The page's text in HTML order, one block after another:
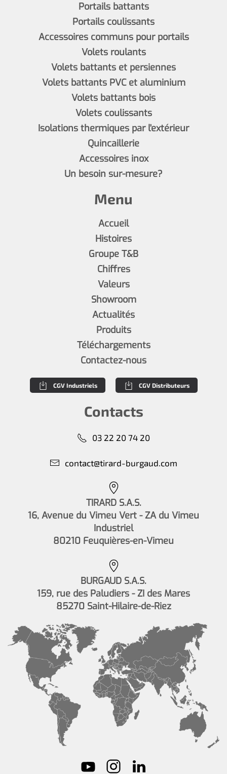
Portails battants
Portails coulissants
Accessoires communs pour portails
Volets roulants
Volets battants et persiennes
Volets battants PVC et aluminium
Volets battants bois
Volets coulissants
Isolations thermiques par l'extérieur
Quincaillerie
Accessoires inox
Un besoin sur-mesure?
Menu
Accueil
Histoires
Groupe T&B
Chiffres
Valeurs
Showroom
Actualités
Produits
Téléchargements
Contactez-nous
CGV Industriels CGV Distributeurs
Contacts
03 22 20 74 20
contact@tirard-burgaud.com
TIRARD S.A.S.
16, Avenue du Vimeu Vert - ZA du Vimeu
Industriel
80210 Feuquières-en-Vimeu
BURGAUD S.A.S.
159, rue des Paludiers - ZI des Mares
85270 Saint-Hilaire-de-Riez